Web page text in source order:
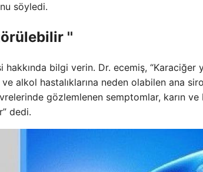
söyledi.
''
hakkında bilgi verin. Dr. ecemiş,
alkol hastalıklarına neden olabilen ana
gözlemlenen semptomlar, karın
dedi.